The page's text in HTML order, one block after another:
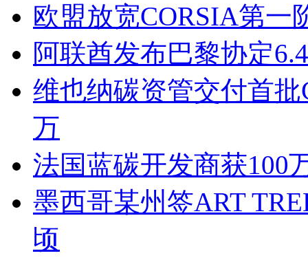
欧盟放宽CORSIA第一
阿联酋发布巴黎协定
维也纳碳资管交付首批
万
法国蓝碳开发商获100
墨西哥某州签ART
顷